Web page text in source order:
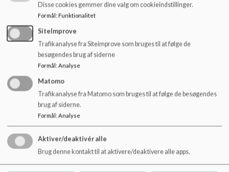
Sadelmagervej (Bispebjerg Vuggestue)
Spirerne 2677 2380
Blomsterne 2993 0857
Ellinge Strand - udflytterbørnehave
Sommerfuglene 6038 7929
Valmuerne 6038 7930
Disse cookies gemmer dine valg om cookieindstillinger.
Formål: Funktionalitet
SiteImprove
Trafikanalyse fra Siteimprove som bruges til at følge de
besøgendes brug af siderne
Formål: Analyse
Matomo
Trafikanalyse fra Matomo som bruges til at følge de besøgendes
brug af siderne.
Formål: Analyse
Aktiver/deaktivér alle
Brug denne kontakt til at aktivere/deaktivere alle apps.